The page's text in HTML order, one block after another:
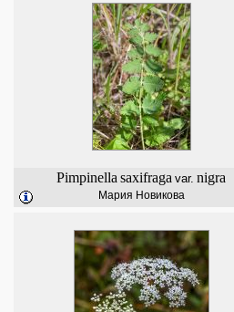
Pimpinella saxifraga var. nigra
Мария Новикова